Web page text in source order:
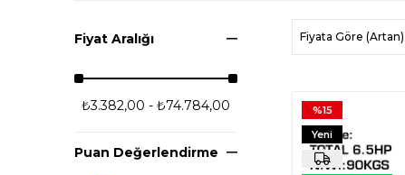
Fiyat Aralığı
₺3.382,00 - ₺74.784,00
Puan Değerlendirme
Fiyata Göre (Artan)
%15
Yeni
Ürün